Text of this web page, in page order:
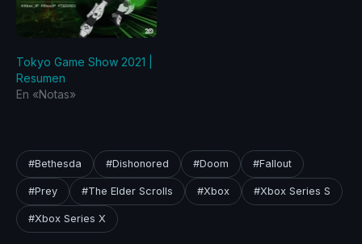
Tokyo Game Show 2021 |
Resumen
En «Notas»
#Bethesda #Dishonored #Doom #Fallout
#Prey #The Elder Scrolls #Xbox #Xbox Series S
#Xbox Series X